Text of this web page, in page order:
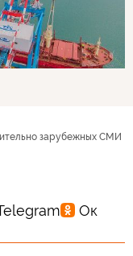
зарубежных СМИ